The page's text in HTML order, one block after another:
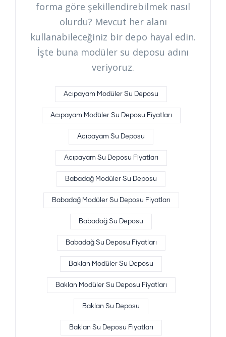
forma göre şekillendirebilmek nasıl
olurdu? Mevcut her alanı
kullanabileceğiniz bir depo hayal edin.
İşte buna modüler su deposu adını
veriyoruz.
Acıpayam Modüler Su Deposu
Acıpayam Modüler Su Deposu Fiyatları
Acıpayam Su Deposu
Acıpayam Su Deposu Fiyatları
Babadağ Modüler Su Deposu
Babadağ Modüler Su Deposu Fiyatları
Babadağ Su Deposu
Babadağ Su Deposu Fiyatları
Baklan Modüler Su Deposu
Baklan Modüler Su Deposu Fiyatları
Baklan Su Deposu
Baklan Su Deposu Fiyatları